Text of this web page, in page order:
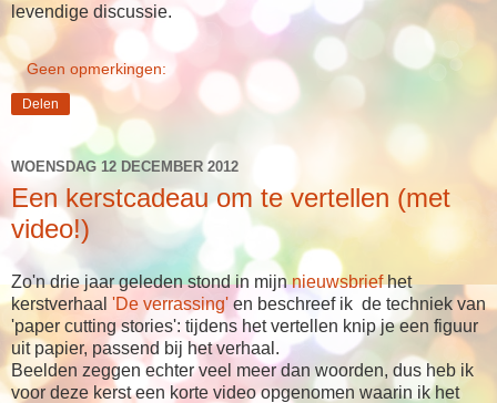
levendige discussie.
Geen opmerkingen:
Delen
WOENSDAG 12 DECEMBER 2012
Een kerstcadeau om te vertellen (met
video!)
Zo'n drie jaar geleden stond in mijnnieuwsbriefhet
kerstverhaal 'De verrassing' en beschreef ik de techniek van
'paper cutting stories': tijdens het vertellen knip je een figuur
uit papier, passend bij het verhaal.
Beelden zeggen echter veel meer dan woorden, dus heb ik
voor deze kerst een korte video opgenomen waarin ik het